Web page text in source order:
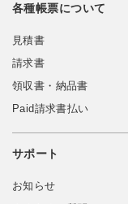
各種帳票について
見積書
請求書
領収書・納品書
Paid請求書払い
サポート
お知らせ